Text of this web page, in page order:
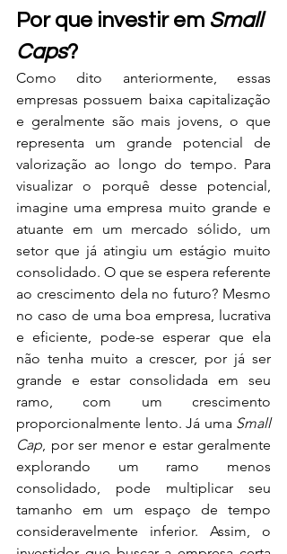
Por que investir em Small
Caps?
Como dito anteriormente, essas
empresas possuem baixa capitalização
e geralmente são mais jovens, o que
representa um grande potencial de
valorização ao longo do tempo. Para
visualizar o porquê desse potencial,
imagine uma empresa muito grande e
atuante em um mercado sólido, um
setor que já atingiu um estágio muito
consolidado. O que se espera referente
ao crescimento dela no futuro? Mesmo
no caso de uma boa empresa, lucrativa
e eficiente, pode-se esperar que ela
não tenha muito a crescer, por já ser
grande e estar consolidada em seu
ramo, com um crescimento
proporcionalmente lento. Já uma Small
Cap, por ser menor e estar geralmente
explorando um ramo menos
consolidado, pode multiplicar seu
tamanho em um espaço de tempo
consideravelmente inferior. Assim, o